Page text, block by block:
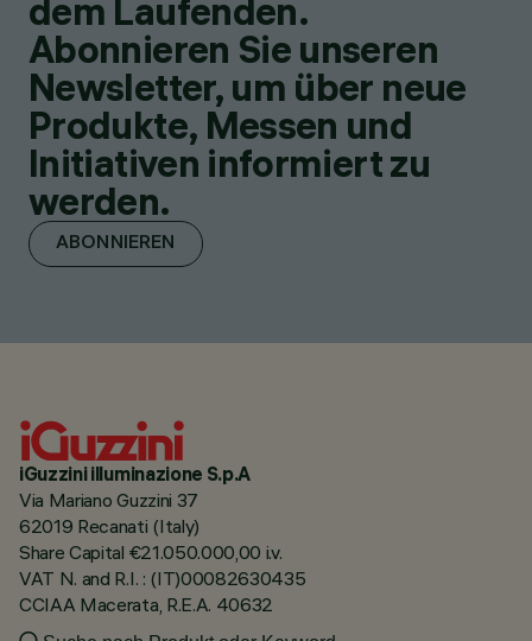
dem Laufenden.
Abonnieren Sie unseren
Newsletter, um über neue
Produkte, Messen und
Initiativen informiert zu
werden.
ABONNIEREN
iGuzzini illuminazione S.p.A
Via Mariano Guzzini 37
62019 Recanati (Italy)
Share Capital €21.050.000,00 i.v.
VAT N. and R.I. : (IT)00082630435
CCIAA Macerata, R.E.A. 40632